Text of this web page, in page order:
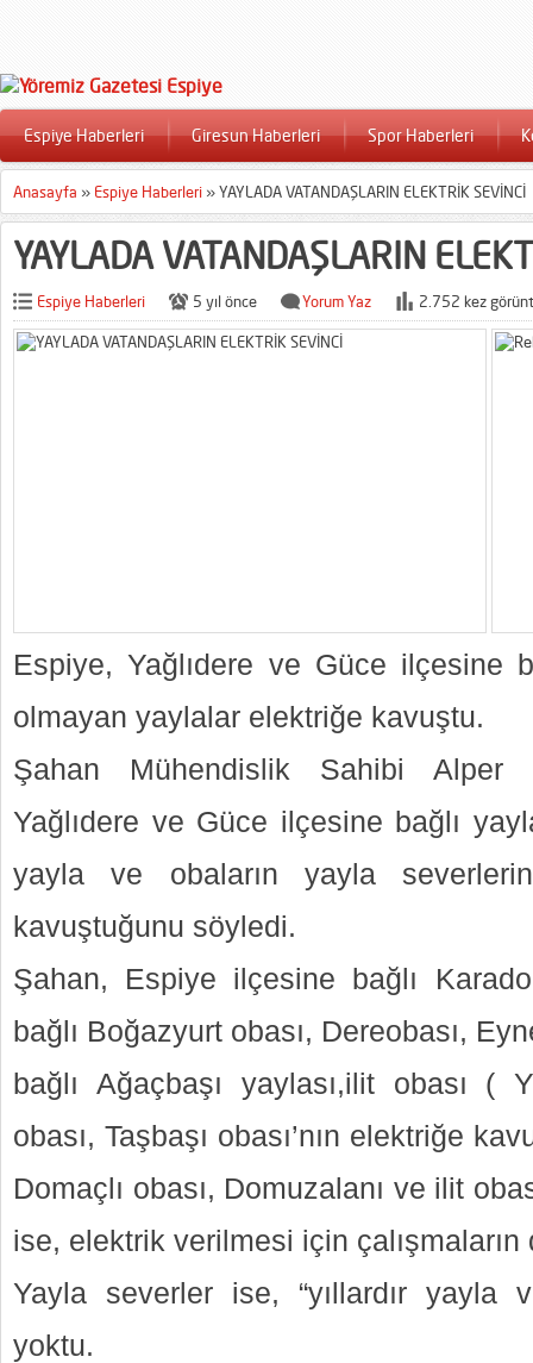
Espiye Haberleri Giresun Haberleri Spor Haberleri
Anasayfa » Espiye Haberleri »YAYLADA VATANDAŞLARIN ELEKTRİK SEVİNCİ
YAYLADA VATANDAŞLARIN
Espiye Haberleri 5 yıl önce Yorum Yaz 2.752 kez
Espiye, Yağlıdere ve Güce ilçesine
olmayan yaylalar elektriğe kavuştu.
Şahan Mühendislik Sahibi Alper
Yağlıdere ve Güce ilçesine bağlı
yayla ve obaların yayla
kavuştuğunu söyledi.
Şahan, Espiye ilçesine bağlı
bağlı Boğazyurt obası, Dereobası,
bağlı Ağaçbaşı yaylası,ilit obası (
obası, Taşbaşı obası’nın elektriğe
Domaçlı obası, Domuzalanı ve ilit
ise, elektrik verilmesi için
Yayla severler ise, “yıllardır yayla
yoktu.